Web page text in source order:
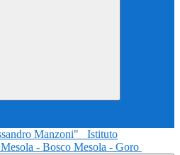
Istituto
Mesola - Bosco Mesola - Goro